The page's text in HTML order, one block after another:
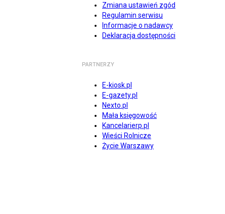
Zmiana ustawień zgód
Regulamin serwisu
Informacje o nadawcy
Deklaracja dostępności
PARTNERZY
E-kiosk.pl
E-gazety.pl
Nexto.pl
Mała księgowość
Kancelarierp.pl
Wieści Rolnicze
Życie Warszawy